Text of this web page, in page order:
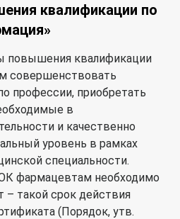
квалификации по
повышения квалификации
совершенствовать
профессии, приобретать
в
и качественно
уровень в рамках
специальности.
фармацевтам необходимо
– такой срок действия
(Порядок, утв.